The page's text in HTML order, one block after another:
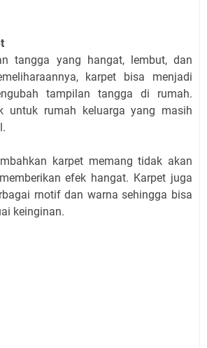
tangga yang hangat, lembut, dan
karpet bisa menjadi
tampilan tangga di rumah.
untuk rumah keluarga yang masih
karpet memang tidak akan
efek hangat. Karpet juga
rnotif dan warna sehingga bisa
keinginan.